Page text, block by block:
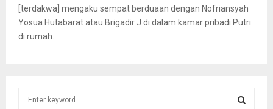
[terdakwa] mengaku sempat berduaan dengan Nofriansyah
Yosua Hutabarat atau Brigadir J di dalam kamar pribadi Putri
di rumah...